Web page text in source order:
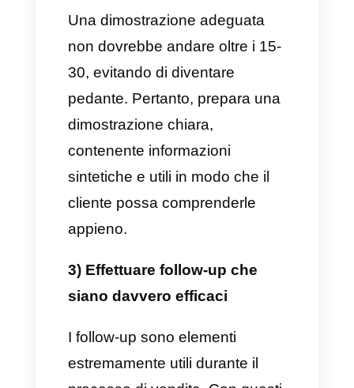
È possibile che, man mano che
l’azienda cresce, ci si ritrovi ad
avere a che fare con clienti che
hanno bisogno di diverse
soluzioni che il tuo prodotto può
offrire loro. Questo significa che,
nel caso in cui tutti i clienti
utilizzassero un tuo servizio,
alcuni di essi potrebbero
utilizzarlo per uno scopo
diverso. Ecco perché la tua
proposta di vendita deve